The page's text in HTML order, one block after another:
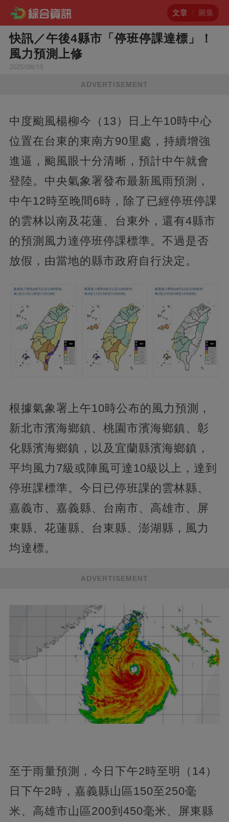
文章 圖集
快訊／午後4縣市「停班停課達標」！
風力預測上修
2025/08/13
ADVERTISEMENT
中度颱風楊柳今（13）日上午10時中心
位置在台東的東南方90里處，持續增強
進逼，颱風眼十分清晰，預計中午就會
登陸。中央氣象署發布最新風雨預測，
中午12時至晚間6時，除了已經停班停課
的雲林以南及花蓮、台東外，還有4縣市
的預測風力達停班停課標準。不過是否
放假，由當地的縣市政府自行決定。
根據氣象署上午10時公布的風力預測，
新北市濱海鄉鎮、桃園市濱海鄉鎮、彰
化縣濱海鄉鎮，以及宜蘭縣濱海鄉鎮，
平均風力7級或陣風可達10級以上，達到
停班課標準。今日已停班課的雲林縣、
嘉義市、嘉義縣、台南市、高雄市、屏
東縣、花蓮縣、台東縣、澎湖縣，風力
均達標。
ADVERTISEMENT
至于雨量預測，今日下午2時至明（14）
日下午2時，嘉義縣山區150至250毫
米、高雄市山區200到450毫米、屏東縣